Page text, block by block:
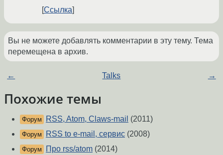
Ссылка
Вы не можете добавлять комментарии в эту тему. Тема
перемещена в архив.
← Talks →
Похожие темы
Форум RSS, Atom, Claws-mail (2011)
Форум RSS to e-mail, сервис (2008)
Форум Про rss/atom (2014)